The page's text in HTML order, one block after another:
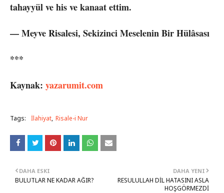
tahayyül ve his ve kanaat ettim.
— Meyve Risalesi, Sekizinci Meselenin Bir Hülâsası
***
Kaynak: yazarumit.com
Tags: İlahiyat Risale-i Nur
DAHA YENI
RESULULLAH DİL HATASINI ASLA
HOŞGÖRMEZDİ
DAHA ESKI
BULUTLAR NE KADAR AĞIR?